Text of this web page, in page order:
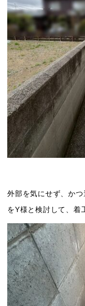
外部を気にせず、か
をY様と検討して、着